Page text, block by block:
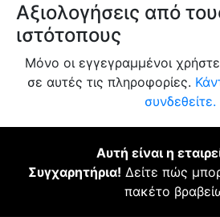
Αξιολογήσεις από
ιστότοπους
Μόνο οι εγγεγραμμένοι
σε αυτές τις πληροφορίες.
συνδεθείτε.
Αυτή είναι η
Συγχαρητήρια! Δείτε πώς
πακέτο